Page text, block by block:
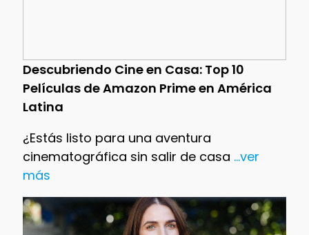
Descubriendo Cine en Casa: Top 10
Películas de Amazon Prime en América
Latina
¿Estás listo para una aventura
cinematográfica sin salir de casa ...ver
más